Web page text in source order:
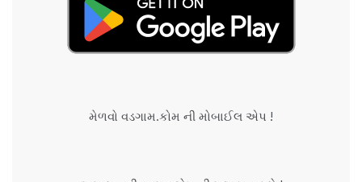
મેળવો વડગામ.કોમ ની મોબાઈલ એપ !